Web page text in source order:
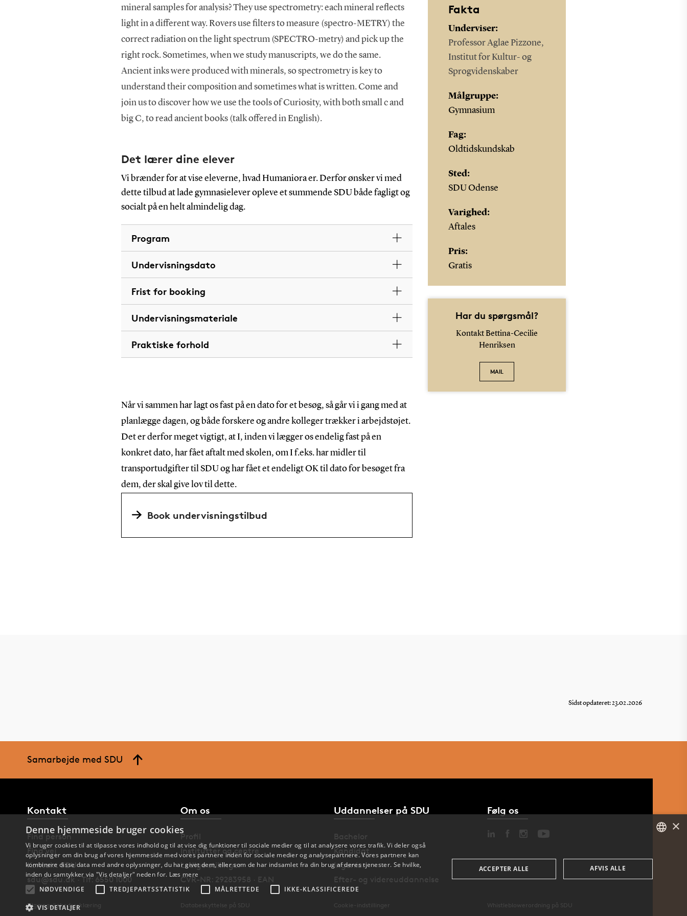
mineral samples for analysis? They use spectrometry: each mineral reflects
light in a different way. Rovers use filters to measure (spectro-METRY) the
correct radiation on the light spectrum (SPECTRO-metry) and pick up the
right rock. Sometimes, when we study manuscripts, we do the same.
Ancient inks were produced with minerals, so spectrometry is key to
understand their composition and sometimes what is written. Come and
join us to discover how we use the tools of Curiosity, with both small c and
big C, to read ancient books (talk offered in English).
Det lærer dine elever
Vi brænder for at vise eleverne, hvad Humaniora er. Derfor ønsker vi med
dette tilbud at lade gymnasielever opleve et summende SDU både fagligt og
socialt på en helt almindelig dag.
Program
Undervisningsdato
Frist for booking
Undervisningsmateriale
Praktiske forhold
Når vi sammen har lagt os fast på en dato for et besøg, så går vi i gang med at
planlægge dagen, og både forskere og andre kolleger trækker i arbejdstøjet.
Det er derfor meget vigtigt, at I, inden vi lægger os endelig fast på en
konkret dato, har fået aftalt med skolen, om I f.eks. har midler til
transportudgifter til SDU og har fået et endeligt OK til dato for besøget fra
dem, der skal give lov til dette.
Book undervisningstilbud
Fakta
Underviser:
Professor Aglae Pizzone,
Institut for Kultur- og
Sprogvidenskaber
Målgruppe:
Gymnasium
Fag:
Oldtidskundskab
Sted:
SDU Odense
Varighed:
Aftales
Pris:
Gratis
Har du spørgsmål?
Kontakt Bettina-Cecilie
Henriksen
MAIL
Sidst opdateret: 23.02.2026
Samarbejde med SDU
Kontakt
Find person
Find vej
Kontakt SDU
sdu@sdu.dk · Tlf: 6550 1000
Om os
Profil
Institutter og centre
Ledige stillinger
CVR-NR: 29283958 · EAN
Uddannelser på SDU
Bachelor
Kandidat
Ingeniør
Efter- og videreuddannelse
Følg os
Tilgængelighedserklæring Databeskyttelse på SDU Cookie-indstillinger Whistleblowerordning på SDU
ENGLISH
×
Denne hjemmeside bruger cookies
Vi bruger cookies til at tilpasse vores indhold og til at vise dig funktioner til sociale medier og til at analysere vores trafik. Vi deler også
oplysninger om din brug af vores hjemmeside med vores partnere inden for sociale medier og analysepartnere. Vores partnere kan
kombinere disse data med andre oplysninger, du har givet dem, eller som de har indsamlet fra din brug af deres tjenester. Se hvilke,
inden du samtykker via "Vis detaljer" neden for. Læs mere
NØDVENDIGE
TREDJEPARTSSTATISTIK MÅLRETTEDE IKKE-KLASSIFICEREDE
VIS DETALJER
ACCEPTER ALLE AFVIS ALLE